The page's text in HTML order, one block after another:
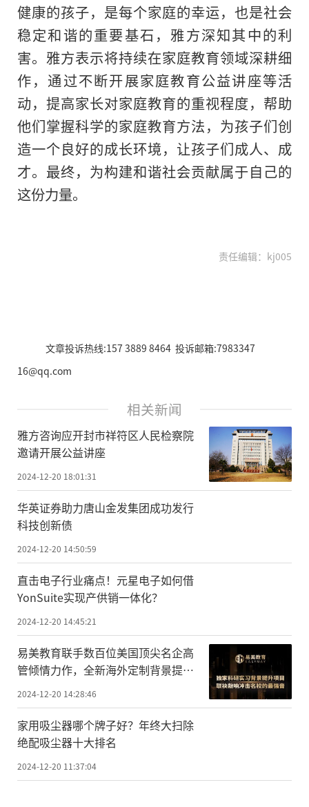
健康的孩子，是每个家庭的幸运，也是社会
稳定和谐的重要基石，雅方深知其中的利
害。雅方表示将持续在家庭教育领域深耕细
作，通过不断开展家庭教育公益讲座等活
动，提高家长对家庭教育的重视程度，帮助
他们掌握科学的家庭教育方法，为孩子们创
造一个良好的成长环境，让孩子们成人、成
才。最终，为构建和谐社会贡献属于自己的
这份力量。
责任编辑：kj005
文章投诉热线:157 3889 8464 投诉邮箱:7983347
16@qq.com
相关新闻
雅方咨询应开封市祥符区人民检察院
邀请开展公益讲座
2024-12-20 18:01:31
华英证券助力唐山金发集团成功发行
科技创新债
2024-12-20 14:50:59
直击电子行业痛点！元星电子如何借
YonSuite实现产供销一体化？
2024-12-20 14:45:21
易美教育联手数百位美国顶尖名企高
管倾情力作，全新海外定制背景提升
项目助力冲击顶尖名校
2024-12-20 14:28:46
家用吸尘器哪个牌子好？年终大扫除
绝配吸尘器十大排名
2024-12-20 11:37:04